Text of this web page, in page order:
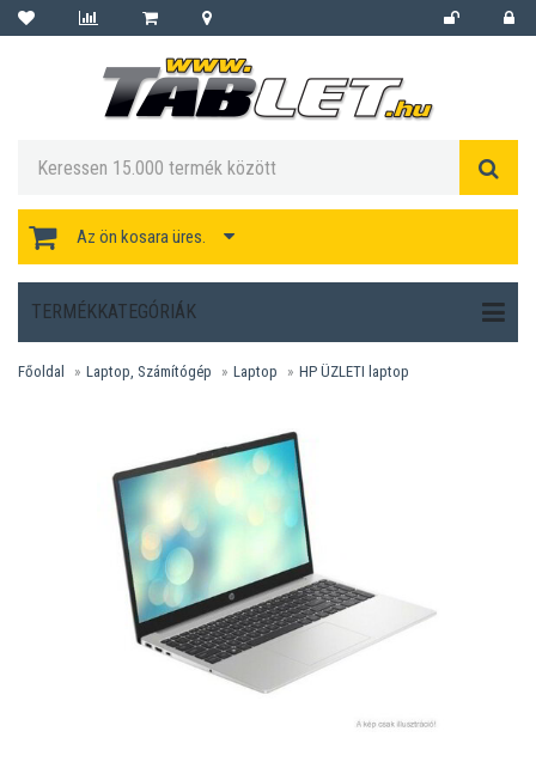
Az ön kosara üres.
TERMÉKKATEGÓRIÁK
Főoldal Laptop, Számítógép Laptop HP ÜZLETI laptop